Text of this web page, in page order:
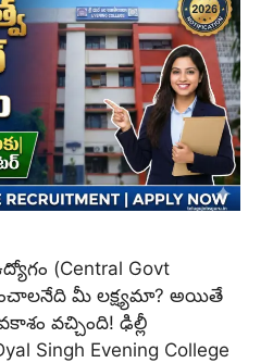
(Central Govt
మీ లక్ష్యమా? అయితే
వచ్చింది! ఢిల్లీ
Singh Evening College